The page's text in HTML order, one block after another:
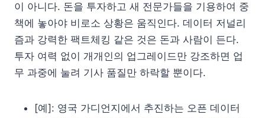
이 아니다. 돈을 투자하고 새 전문가들을 기용하여 중
책에 놓아야 비로소 상황은 움직인다. 데이터 저널리
즘과 강력한 팩트체킹 같은 것은 돈과 사람이 든다.
투자 여력 없이 개개인의 업그레이드만 강조하면 업
무 과중에 눌려 기사 품질만 하락할 뿐이다.
[예]: 영국 가디언지에서 추진하는 오픈 데이터